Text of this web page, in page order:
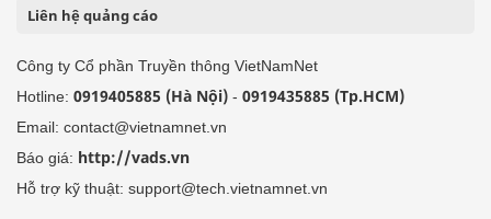
Liên hệ quảng cáo
Công ty Cổ phần Truyền thông VietNamNet
Hotline: 0919405885 (Hà Nội) - 0919435885 (Tp.HCM)
Email: contact@vietnamnet.vn
Báo giá: http://vads.vn
Hỗ trợ kỹ thuật: support@tech.vietnamnet.vn